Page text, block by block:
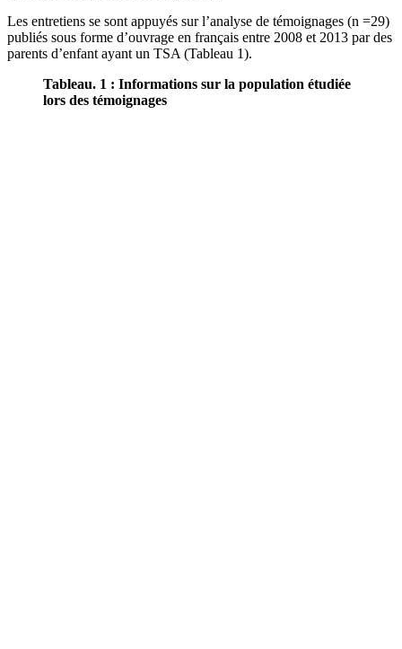
Les entretiens se sont appuyés sur l’analyse de témoignages (n =29)
publiés sous forme d’ouvrage en français entre 2008 et 2013 par des
parents d’enfant ayant un TSA (Tableau 1).
Tableau. 1 : Informations sur la population étudiée
lors des témoignages